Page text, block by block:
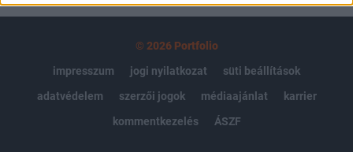
© 2026 Portfolio
impresszum
jogi nyilatkozat
süti beállítások
adatvédelem
szerzői jogok médiaajánlat
karrier
kommentkezelés
ÁSZF